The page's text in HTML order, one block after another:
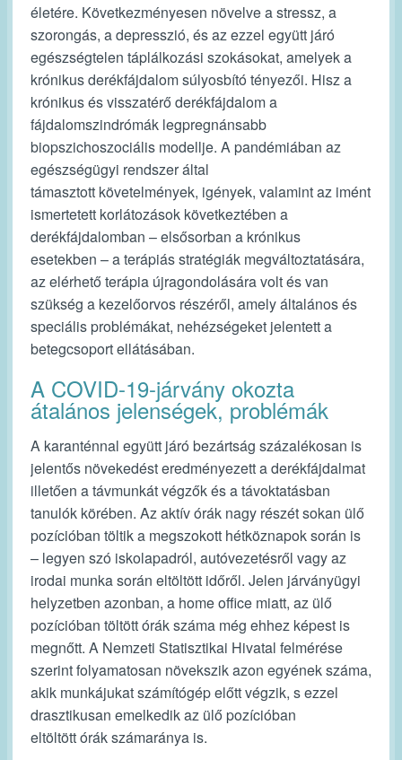
életére. Következményesen növelve a stressz, a
szorongás, a depresszió, és az ezzel együtt járó
egészségtelen táplálkozási szokásokat, amelyek a
krónikus derékfájdalom súlyosbító tényezői. Hisz a
krónikus és visszatérő derékfájdalom a
fájdalomszindrómák legpregnánsabb
biopszichoszociális modellje. A pandémiában az
egészségügyi rendszer által
támasztott követelmények, igények, valamint az imént
ismertetett korlátozások következtében a
derékfájdalomban – elsősorban a krónikus
esetekben – a terápiás stratégiák megváltoztatására,
az elérhető terápia újragondolására volt és van
szükség a kezelőorvos részéről, amely általános és
speciális problémákat, nehézségeket jelentett a
betegcsoport ellátásában.
A COVID-19-járvány okozta
átalános jelenségek, problémák
A karanténnal együtt járó bezártság százalékosan is
jelentős növekedést eredményezett a derékfájdalmat
illetően a távmunkát végzők és a távoktatásban
tanulók körében. Az aktív órák nagy részét sokan ülő
pozícióban töltik a megszokott hétköznapok során is
– legyen szó iskolapadról, autóvezetésről vagy az
irodai munka során eltöltött időről. Jelen járványügyi
helyzetben azonban, a home office miatt, az ülő
pozícióban töltött órák száma még ehhez képest is
megnőtt. A Nemzeti Statisztikai Hivatal felmérése
szerint folyamatosan növekszik azon egyének száma,
akik munkájukat számítógép előtt végzik, s ezzel
drasztikusan emelkedik az ülő pozícióban
eltöltött órák számaránya is.